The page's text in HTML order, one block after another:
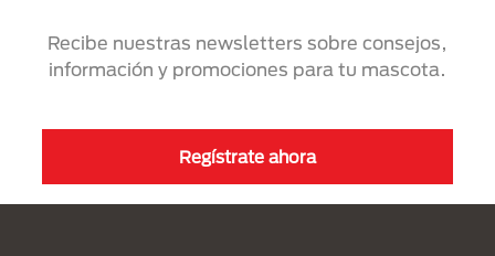
Recibe nuestras newsletters sobre consejos,
información y promociones para tu mascota.
Regístrate ahora